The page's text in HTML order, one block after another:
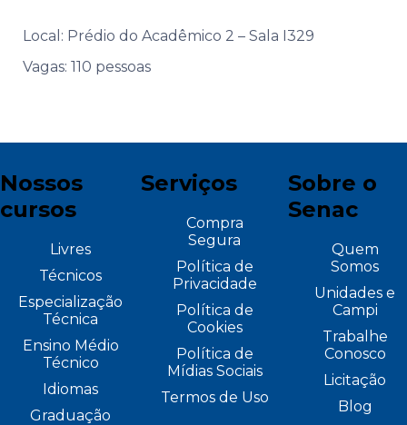
Local: Prédio do Acadêmico 2 – Sala I329
Vagas: 110 pessoas
Nossos
cursos
Livres
Técnicos
Especialização
Técnica
Ensino Médio
Técnico
Idiomas
Graduação
Serviços
Compra
Segura
Política de
Privacidade
Política de
Cookies
Política de
Mídias Sociais
Termos de Uso
Sobre o
Senac
Quem
Somos
Unidades e
Campi
Trabalhe
Conosco
Licitação
Blog